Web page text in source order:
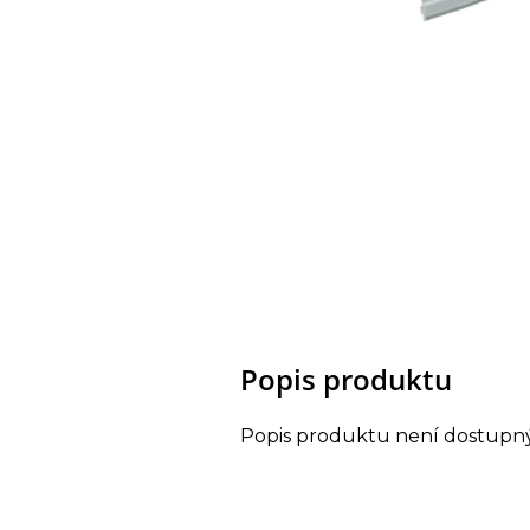
Popis produktu
Popis produktu není